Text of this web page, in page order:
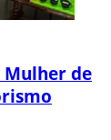
Mulher de